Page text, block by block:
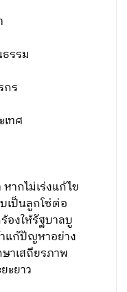
รรม
กร
ทศ
ากไม่เร่งแก้ไข
เป็นลูกโซ่ต่อ
องให้รัฐบาลบู
แก้ปัญหาอย่าง
าเสถียรภาพ
ะยาว